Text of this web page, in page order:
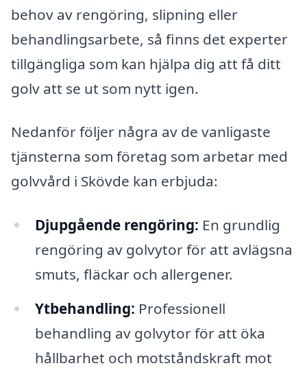
behov av rengöring, slipning eller
behandlingsarbete, så finns det experter
tillgängliga som kan hjälpa dig att få ditt
golv att se ut som nytt igen.
Nedanför följer några av de vanligaste
tjänsterna som företag som arbetar med
golvvård i Skövde kan erbjuda:
Djupgående rengöring: En grundlig
rengöring av golvytor för att avlägsna
smuts, fläckar och allergener.
Ytbehandling: Professionell
behandling av golvytor för att öka
hållbarhet och motståndskraft mot